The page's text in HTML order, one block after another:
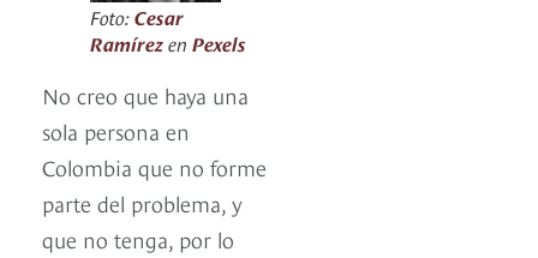
Foto:Cesar
Ramírezen Pexels
No creo que haya una
sola persona en
Colombia que no forme
parte del problema, y
que no tenga, por lo